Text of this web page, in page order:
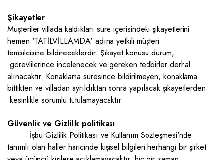
Şikayetler
Müşteriler villada kaldıkları süre içerisindeki şikayetlerini
hemen 'TATİLVİLLAMDA' adına yetkili müşteri
temsilcisine bildireceklerdir. Şikayet konusu durum,
görevlilerince incelenecek ve gereken tedbirler derhal
alınacaktır. Konaklama süresinde bildirilmeyen, konaklama
bittikten ve villadan ayrıldıktan sonra yapılacak şikayetlerden
kesinlikle sorumlu tutulamayacaktır.
Güvenlik ve Gizlilik politikası
İşbu Gizlilik Politikası ve Kullanım Sözleşmesi'nde
tanımlı olan haller haricinde kişisel bilgileri herhangi bir şirket